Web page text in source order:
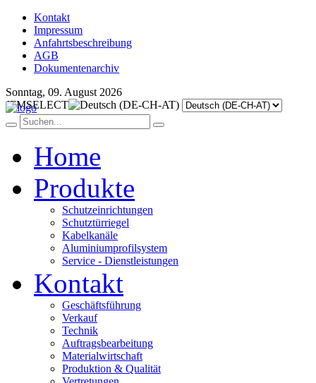
Kontakt
Impressum
Anfahrtsbeschreibung
AGB
Dokumentenarchiv
Sonntag, 09. August 2026
JFMSELECT
Home
Produkte
Schutzeinrichtungen
Schutztürriegel
Kabelkanäle
Aluminiumprofilsystem
Service - Dienstleistungen
Kontakt
Geschäftsführung
Verkauf
Technik
Auftragsbearbeitung
Materialwirtschaft
Produktion & Qualität